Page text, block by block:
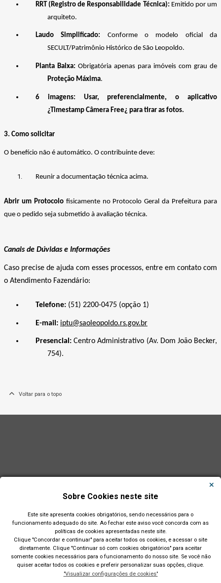
RRT (Registro de Responsabilidade Técnica): Emitido por um
arquiteto.
Laudo Simplificado: Conforme o modelo oficial da
SECULT/Patrimônio Histórico de São Leopoldo.
Planta Baixa: Obrigatória apenas para imóveis com grau de
Proteção Máxima.
6 imagens: Usar, preferencialmente, o aplicativo
¿Timestamp Câmera Free¿ para tirar as fotos.
3. Como solicitar
O benefício não é automático. O contribuinte deve:
Reunir a documentação técnica acima.
Abrir um Protocolofisicamente no Protocolo Geral da Prefeitura para
que o pedido seja submetido à avaliação técnica.
Canais de Dúvidas e Informações
Caso precise de ajuda com esses processos, entre em contato com
o Atendimento Fazendário:
Telefone: (51) 2200-0475 (opção 1)
E-mail: iptu@saoleopoldo.rs.gov.br
Presencial: Centro Administrativo (Av. Dom João Becker,
754).
Voltar para o topo
Sobre Cookies neste site
Este site apresenta cookies obrigatórios, sendo necessários para o
funcionamento adequado do site. Ao fechar este aviso você concorda com as
políticas de cookies apresentadas neste site.
Clique "Concordar e continuar" para aceitar todos os cookies, e acessar o site
diretamente. Clique "Continuar só com cookies obrigatórios" para aceitar
somente cookies necessários para o funcionamento do nosso site. Se você não
quiser aceitar todos os cookies e preferir personalizar suas opções, clique.
"Visualizar configurações de cookies"
Município de São Leopoldo - RS
Av. Dom João Becker, 754, Centro. CEP: 93010-010. Fone: (51)
2200-0201 CNPJ: 89.814.693/0001-60